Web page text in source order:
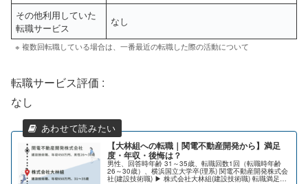
その他利用していた
転職サービス
なし
※ 複数回転職している場合は、一番最近の転職した際の活動について
転職サービス評価 :
なし
【大林組への転職｜関電不動産開発から】満足
度・年収・後悔は？
男性、回答時年齢 31～35歳、転職回数1回（転職時年齢
26～30歳）、横浜国立大学卒(理系) 関電不動産開発株式会
社(建設技術職) ▶ 株式会社大林組(建設技術職) 転職満足